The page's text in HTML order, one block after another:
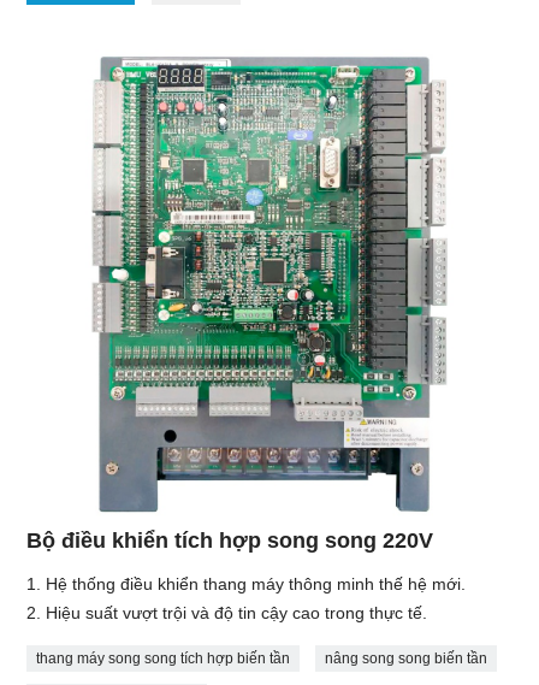
Bộ điều khiển tích hợp song song 220V
1. Hệ thống điều khiển thang máy thông minh thế hệ mới.
2. Hiệu suất vượt trội và độ tin cậy cao trong thực tế.
thang máy song song tích hợp biến tần nâng song song biến tần